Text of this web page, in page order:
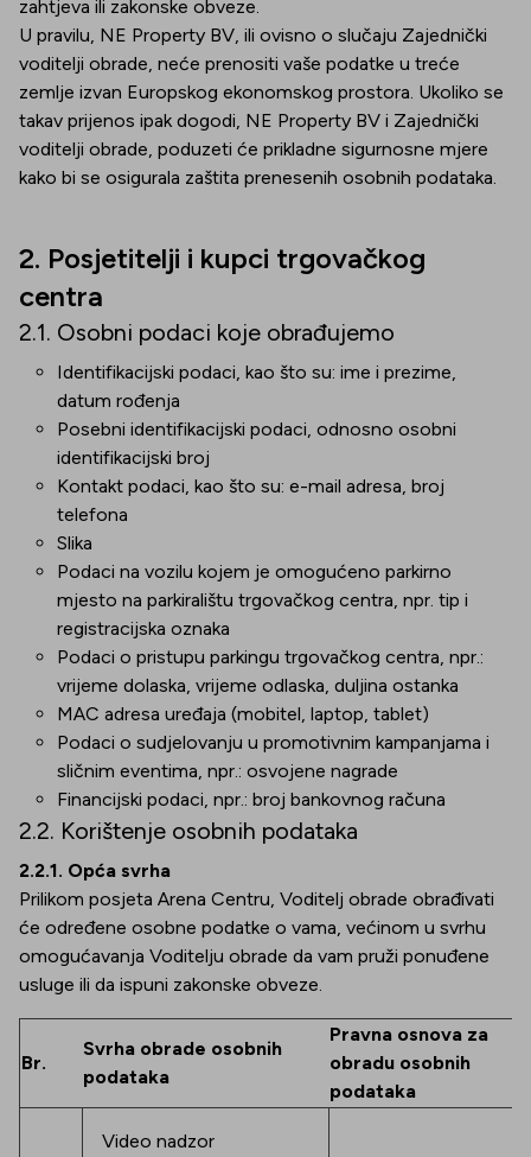
zahtjeva ili zakonske obveze.
U pravilu, NE Property BV, ili ovisno o slučaju Zajednički
voditelji obrade, neće prenositi vaše podatke u treće
zemlje izvan Europskog ekonomskog prostora. Ukoliko se
takav prijenos ipak dogodi, NE Property BV i Zajednički
voditelji obrade, poduzeti će prikladne sigurnosne mjere
kako bi se osigurala zaštita prenesenih osobnih podataka.
2. Posjetitelji i kupci trgovačkog
centra
2.1. Osobni podaci koje obrađujemo
Identifikacijski podaci, kao što su: ime i prezime,
datum rođenja
Posebni identifikacijski podaci, odnosno osobni
identifikacijski broj
Kontakt podaci, kao što su: e-mail adresa, broj
telefona
Slika
Podaci na vozilu kojem je omogućeno parkirno
mjesto na parkiralištu trgovačkog centra, npr. tip i
registracijska oznaka
Podaci o pristupu parkingu trgovačkog centra, npr.:
vrijeme dolaska, vrijeme odlaska, duljina ostanka
MAC adresa uređaja (mobitel, laptop, tablet)
Podaci o sudjelovanju u promotivnim kampanjama i
sličnim eventima, npr.: osvojene nagrade
Financijski podaci, npr.: broj bankovnog računa
2.2. Korištenje osobnih podataka
2.2.1. Opća svrha
Prilikom posjeta Arena Centru, Voditelj obrade obrađivati
će određene osobne podatke o vama, većinom u svrhu
omogućavanja Voditelju obrade da vam pruži ponuđene
usluge ili da ispuni zakonske obveze.
Br.
Svrha obrade osobnih
podataka
Pravna osnova za
obradu osobnih
podataka
Video nadzor